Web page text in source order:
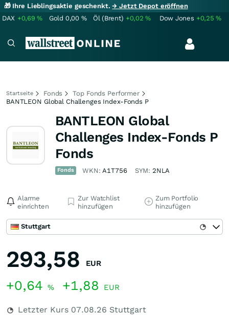
🎁 Ihre Lieblingsaktie geschenkt.→ Jetzt Depot eröffnen
DAX +0,69% Gold 0,00 % Öl (Brent) +0,02% Dow Jones +0,25%
Startseite Fonds
Top Fonds Performer
BANTLEON Global Challenges Index-Fonds P
BANTLEON Global
Challenges Index-Fonds P
Fonds
Fonds WKN:A1T756 SYM: 2NLA
Alarme
einrichten
Zur Watchlist
hinzufügen
Zum Portfolio
hinzufügen
Stuttgart
293,58 EUR
+0,64 % +1,88 EUR
Letzter Kurs 07.08.26 Stuttgart